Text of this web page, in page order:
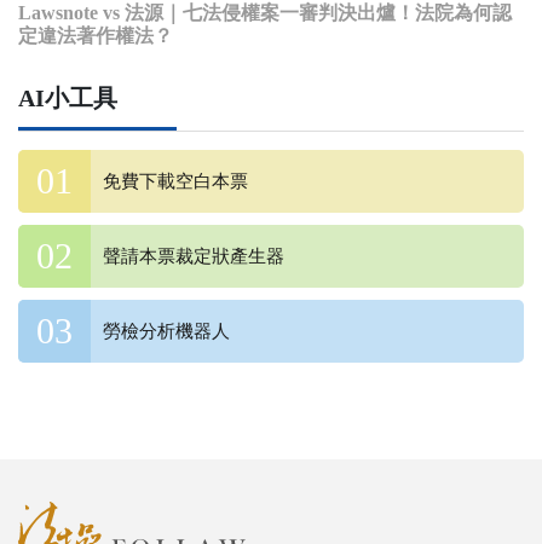
Lawsnote vs 法源｜七法侵權案一審判決出爐！法院為何認
定違法著作權法？
AI小工具
免費下載空白本票
聲請本票裁定狀產生器
勞檢分析機器人